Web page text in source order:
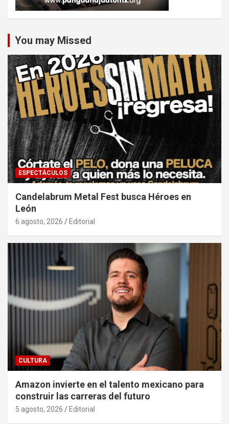
You may Missed
ESPECTÁCULOS
Candelabrum Metal Fest busca Héroes en
León
6 agosto, 2026 Editorial
CULTURA
Amazon invierte en el talento mexicano para
construir las carreras del futuro
5 agosto, 2026 Editorial